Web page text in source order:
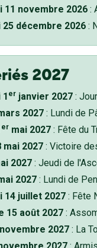
11 novembre 2026:
décembre 2026:
2027
erjanvier 2027:
2027: Lundi de
ermai 2027: Fête du
mai 2027: Victoire
2027: Jeudi de
2027: Lundi de
14 juillet 2027: Fête
15 août 2027:
2027: La
2027: